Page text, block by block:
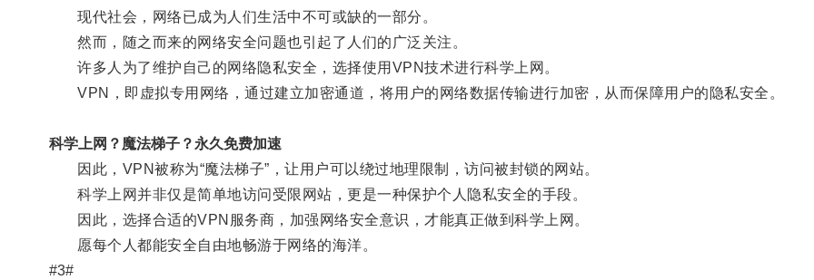
现代社会，网络已成为人们生活中不可或缺的一部分。
然而，随之而来的网络安全问题也引起了人们的广泛关注。
许多人为了维护自己的网络隐私安全，选择使用VPN技术进行科学上网。
VPN，即虚拟专用网络，通过建立加密通道，将用户的网络数据传输进行加密，从而保障用户的隐私安全。
科学上网？魔法梯子？永久免费加速
因此，VPN被称为“魔法梯子”，让用户可以绕过地理限制，访问被封锁的网站。
科学上网并非仅是简单地访问受限网站，更是一种保护个人隐私安全的手段。
因此，选择合适的VPN服务商，加强网络安全意识，才能真正做到科学上网。
愿每个人都能安全自由地畅游于网络的海洋。
#3#